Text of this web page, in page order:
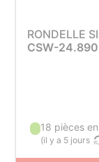
RONDELLE
CSW-
18 pièces
(il y a 5 jours